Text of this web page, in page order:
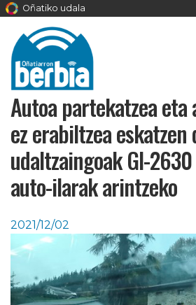
Oñatiko udala
Autoa partekatzea eta
ez erabiltzea eskatzen
udaltzaingoak GI-
auto-ilarak arintzeko
2021/12/02